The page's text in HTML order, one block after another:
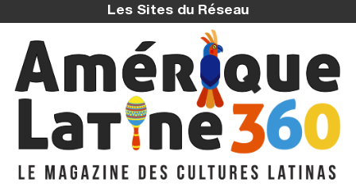
Les Sites du Réseau